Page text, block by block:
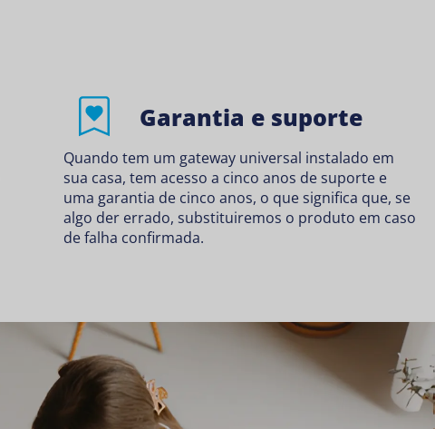
Garantia e suporte
Quando tem um gateway universal instalado em
sua casa, tem acesso a cinco anos de suporte e
uma garantia de cinco anos, o que significa que, se
algo der errado, substituiremos o produto em caso
de falha confirmada.